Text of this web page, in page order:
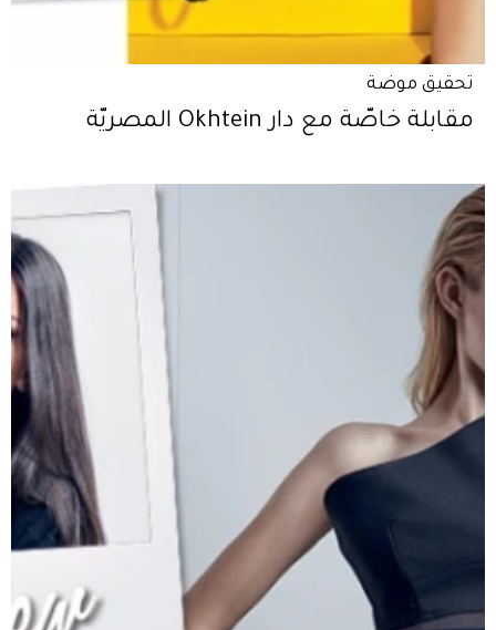
تحقيق موضة
مقابلة خاصّة مع دار Okhtein المصريّة